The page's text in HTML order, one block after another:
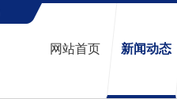
网站首页 新闻动态